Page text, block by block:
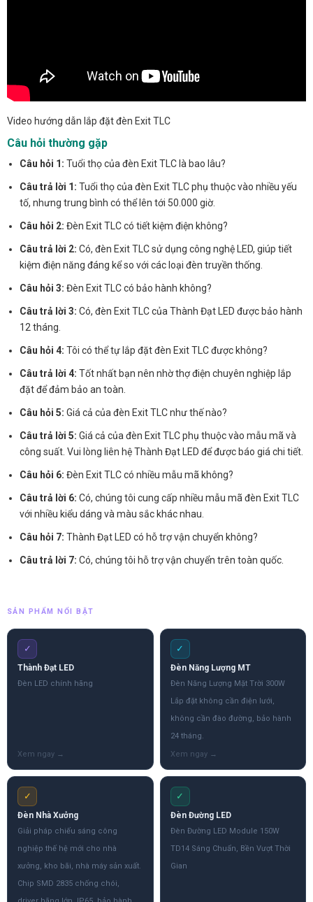
Video hướng dẫn lắp đặt đèn Exit TLC
Câu hỏi thường gặp
Câu hỏi 1: Tuổi thọ của đèn Exit TLC là bao lâu?
Câu trả lời 1: Tuổi thọ của đèn Exit TLC phụ thuộc vào nhiều yếu
tố, nhưng trung bình có thể lên tới 50.000 giờ.
Câu hỏi 2: Đèn Exit TLC có tiết kiệm điện không?
Câu trả lời 2: Có, đèn Exit TLC sử dụng công nghệ LED, giúp tiết
kiệm điện năng đáng kể so với các loại đèn truyền thống.
Câu hỏi 3: Đèn Exit TLC có bảo hành không?
Câu trả lời 3: Có, đèn Exit TLC của Thành Đạt LED được bảo hành
12 tháng.
Câu hỏi 4: Tôi có thể tự lắp đặt đèn Exit TLC được không?
Câu trả lời 4: Tốt nhất bạn nên nhờ thợ điện chuyên nghiệp lắp
đặt để đảm bảo an toàn.
Câu hỏi 5: Giá cả của đèn Exit TLC như thế nào?
Câu trả lời 5: Giá cả của đèn Exit TLC phụ thuộc vào mẫu mã và
công suất. Vui lòng liên hệ Thành Đạt LED để được báo giá chi tiết.
Câu hỏi 6: Đèn Exit TLC có nhiều mẫu mã không?
Câu trả lời 6: Có, chúng tôi cung cấp nhiều mẫu mã đèn Exit TLC
với nhiều kiểu dáng và màu sắc khác nhau.
Câu hỏi 7: Thành Đạt LED có hỗ trợ vận chuyển không?
Câu trả lời 7: Có, chúng tôi hỗ trợ vận chuyển trên toàn quốc.
SẢN PHẨM NỔI BẬT
✓
Thành Đạt LED
Đèn LED chính hãng
✓
Đèn Năng Lượng MT
Đèn Năng Lượng Mặt Trời 300W
Lắp đặt không cần điện lưới,
không cần đào đường, bảo hành
24 tháng.
✓
Đèn Nhà Xưởng
Giải pháp chiếu sáng công
nghiệp thế hệ mới cho nhà
xưởng, kho bãi, nhà máy sản xuất.
Chip SMD 2835 chống chói,
✓
Đèn Đường LED
Đèn Đường LED Module 150W
TD14 Sáng Chuẩn, Bền Vượt Thời
Gian